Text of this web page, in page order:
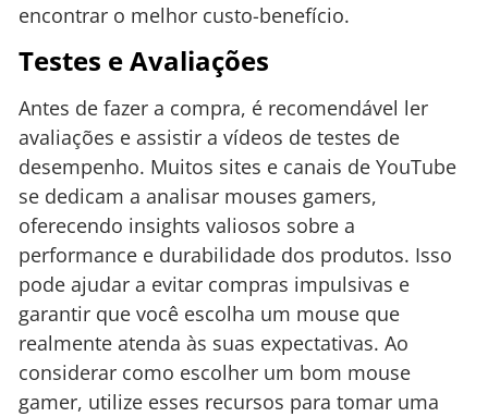
encontrar o melhor custo-benefício.
Testes e Avaliações
Antes de fazer a compra, é recomendável ler
avaliações e assistir a vídeos de testes de
desempenho. Muitos sites e canais de YouTube
se dedicam a analisar mouses gamers,
oferecendo insights valiosos sobre a
performance e durabilidade dos produtos. Isso
pode ajudar a evitar compras impulsivas e
garantir que você escolha um mouse que
realmente atenda às suas expectativas. Ao
considerar como escolher um bom mouse
gamer, utilize esses recursos para tomar uma